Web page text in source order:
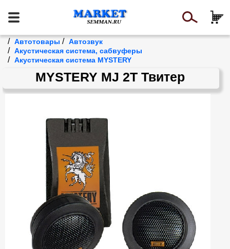
/ Автотовары / Автозвук
/ Акустическая система, сабвуферы
/ Акустическая система MYSTERY
MYSTERY MJ 2T Твитер